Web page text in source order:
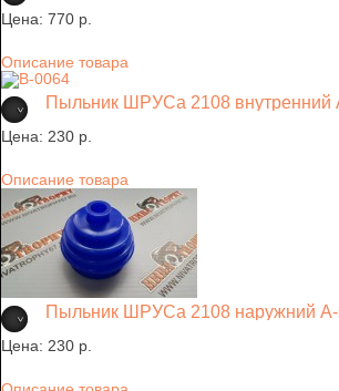
Цена: 770 p.
Описание товара
Пыльник ШРУСа 2108 внутренний
Цена: 230 p.
Описание товара
Пыльник ШРУСа 2108 наружний A-
Цена: 230 p.